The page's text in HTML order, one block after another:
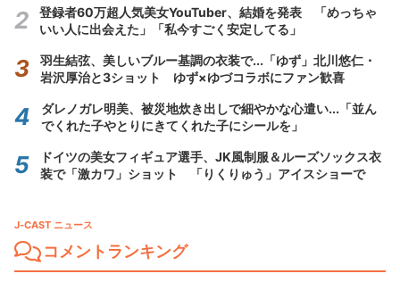
登録者60万超人気美女YouTuber、結婚を発表 「めっちゃ
いい人に出会えた」「私今すごく安定してる」
羽生結弦、美しいブルー基調の衣装で...「ゆず」北川悠仁・
岩沢厚治と3ショット ゆず×ゆづコラボにファン歓喜
ダレノガレ明美、被災地炊き出しで細やかな心遣い...「並ん
でくれた子やとりにきてくれた子にシールを」
ドイツの美女フィギュア選手、JK風制服＆ルーズソックス衣
装で「激カワ」ショット 「りくりゅう」アイスショーで
J-CAST ニュース
コメントランキング